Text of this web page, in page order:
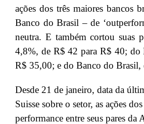
ações dos três maiores bancos
Banco do Brasil – de
neutra. E também cortou suas
4,8%, de R$ 42 para R$ 40; do
R$ 35,00; e do Banco do
Desde 21 de janeiro, data da
Suisse sobre o setor, as ações
performance entre seus pares